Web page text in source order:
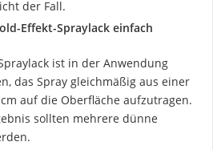
der Fall.
Effekt-Spraylack einfach
ist in der Anwendung
das Spray gleichmäßig aus einer
auf die Oberfläche aufzutragen.
sollten mehrere dünne